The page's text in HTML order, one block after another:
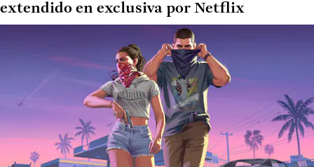
extendido en exclusiva por Netflix